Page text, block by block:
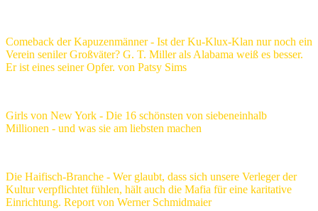
Comeback der Kapuzenmänner - Ist der Ku-Klux-Klan nur noch ein
Verein seniler Großväter? G. T. Miller als Alabama weiß es besser.
Er ist eines seiner Opfer. von Patsy Sims
Girls von New York - Die 16 schönsten von siebeneinhalb
Millionen - und was sie am liebsten machen
Die Haifisch-Branche - Wer glaubt, dass sich unsere Verleger der
Kultur verpflichtet fühlen, hält auch die Mafia für eine karitative
Einrichtung. Report von Werner Schmidmaier